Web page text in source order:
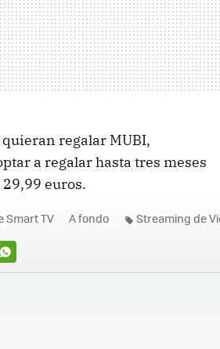
regalar MUBI,
a regalar hasta tres meses
euros.
Smart TV A fondo Streaming de